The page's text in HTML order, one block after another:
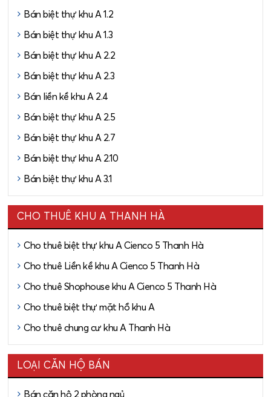
Bán biệt thự khu A 1.2
Bán biệt thự khu A 1.3
Bán biệt thự khu A 2.2
Bán biệt thự khu A 2.3
Bán liền kề khu A 2.4
Bán biệt thự khu A 2.5
Bán biệt thự khu A 2.7
Bán biệt thự khu A 2.10
Bán biệt thự khu A 3.1
CHO THUÊ KHU A THANH HÀ
Cho thuê biệt thự khu A Cienco 5 Thanh Hà
Cho thuê Liền kề khu A Cienco 5 Thanh Hà
Cho thuê Shophouse khu A Cienco 5 Thanh Hà
Cho thuê biệt thự mặt hồ khu A
Cho thuê chung cư khu A Thanh Hà
LOẠI CĂN HỘ BÁN
Bán căn hộ 2 phòng ngủ